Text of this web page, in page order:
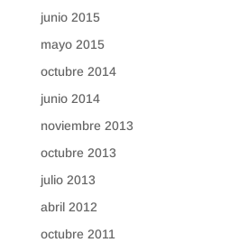
junio 2015
mayo 2015
octubre 2014
junio 2014
noviembre 2013
octubre 2013
julio 2013
abril 2012
octubre 2011